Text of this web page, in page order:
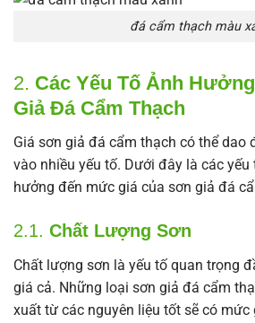
đá cẩm thạch màu
2. Các Yếu Tố Ảnh
Giả Đá Cẩm Thạch
Giá sơn giả đá cẩm thạch có thể dao
vào nhiều yếu tố. Dưới đây là các
hưởng đến mức giá của sơn giả đá
2.1. Chất Lượng Sơn
Chất lượng sơn là yếu tố quan trọng
giá cả. Những loại sơn giả đá cẩm
xuất từ các nguyên liệu tốt sẽ có mức